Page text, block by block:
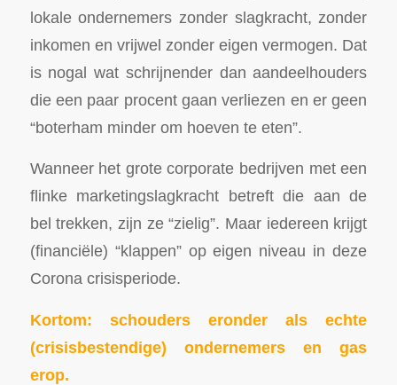
lokale ondernemers zonder slagkracht, zonder
inkomen en vrijwel zonder eigen vermogen. Dat
is nogal wat schrijnender dan aandeelhouders
die een paar procent gaan verliezen en er geen
“boterham minder om hoeven te eten”.
Wanneer het grote corporate bedrijven met een
flinke marketingslagkracht betreft die aan de
bel trekken, zijn ze “zielig”. Maar iedereen krijgt
(financiële) “klappen” op eigen niveau in deze
Corona crisisperiode.
Kortom: schouders eronder als echte
(crisisbestendige) ondernemers en gas
erop.